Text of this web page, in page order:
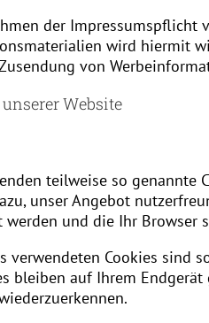
der
wird hiermit
von
Website
teilweise so genannte
unser Angebot
werden und die Ihr Browser
Cookies sind
bleiben auf Ihrem